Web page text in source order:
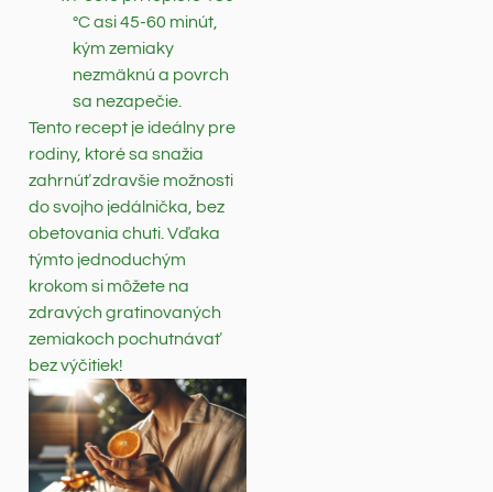
°C asi 45-60 minút,
kým zemiaky
nezmäknú a povrch
sa nezapečie.
Tento recept je ideálny pre
rodiny, ktoré sa snažia
zahrnúť zdravšie možnosti
do svojho jedálnička, bez
obetovania chuti. Vďaka
týmto jednoduchým
krokom si môžete na
zdravých gratinovaných
zemiakoch pochutnávať
bez výčitiek!